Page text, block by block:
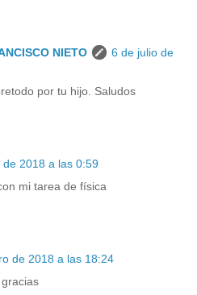
NIETO
6 de julio de
por tu hijo. Saludos
2018 a las 0:59
mi tarea de física
de 2018 a las 18:24